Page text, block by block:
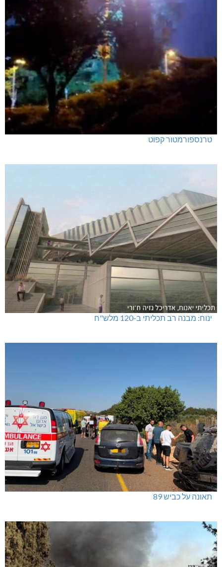
טרנספורמטור קפוט
ינוח: מבנה רב תכליתי ב-120 מלש"ח
תאונה על כביש 89